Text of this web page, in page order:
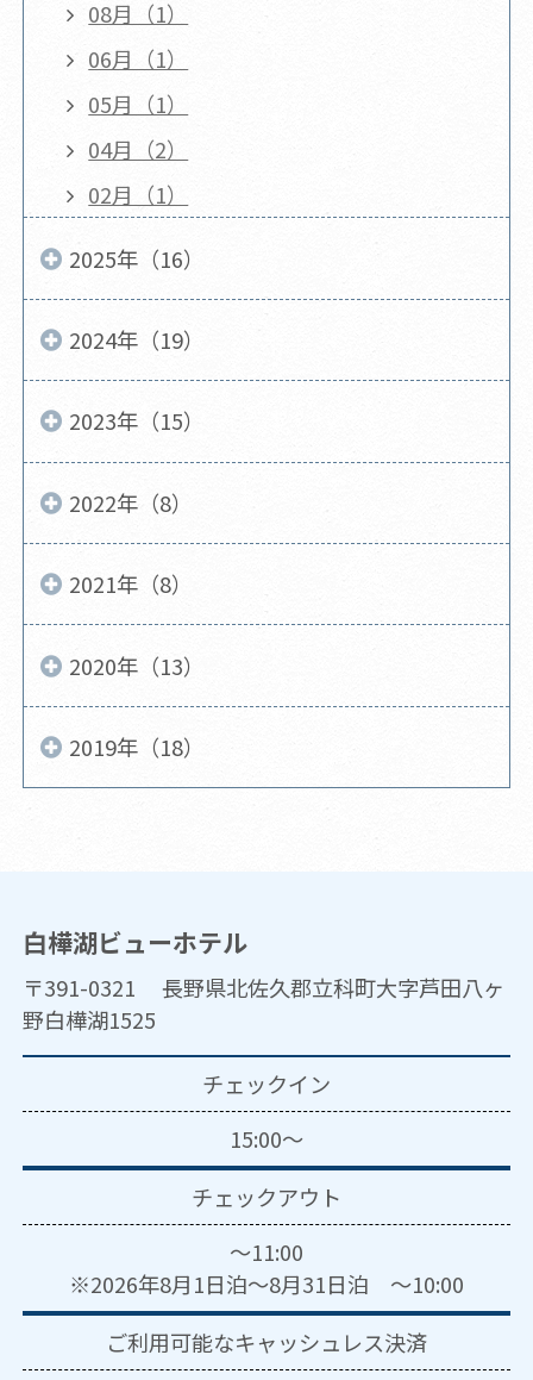
08月（1）
06月（1）
05月（1）
04月（2）
02月（1）
2025年（16）
2024年（19）
2023年（15）
2022年（8）
2021年（8）
2020年（13）
2019年（18）
白樺湖ビューホテル
〒391-0321 長野県北佐久郡立科町大字芦田八ヶ
野白樺湖1525
チェックイン
15:00～
チェックアウト
～11:00
※2026年8月1日泊～8月31日泊 ～10:00
ご利用可能なキャッシュレス決済